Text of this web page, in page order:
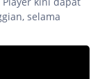
selama